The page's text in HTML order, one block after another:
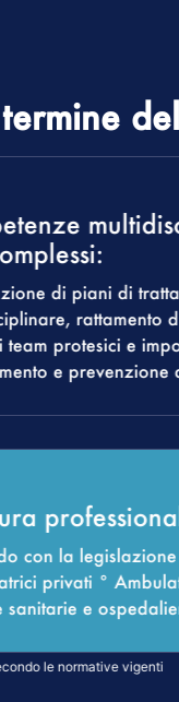
di piani di
rattamento
team protesici e
e prevenzione
con la
privati °
sanitarie e
le normative vigenti